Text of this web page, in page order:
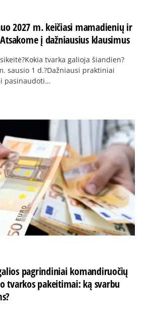
2027 m. keičiasi mamadienių ir
į dažniausius klausimus
tvarka galioja šiandien?
sausio 1 d.?Dažniausi praktiniai
pasinaudoti…
pagrindiniai komandiruočių
tvarkos pakeitimai: ką svarbu